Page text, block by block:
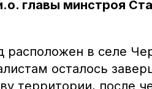
главы минстроя
расположен в селе
осталось
территории, после